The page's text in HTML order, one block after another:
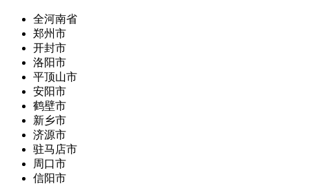
全河南省
郑州市
开封市
洛阳市
平顶山市
安阳市
鹤壁市
新乡市
济源市
驻马店市
周口市
信阳市